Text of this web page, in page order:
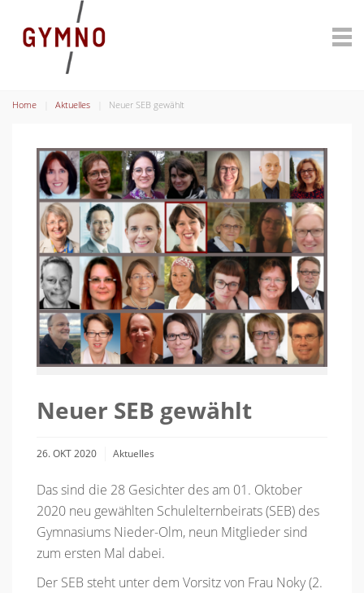
Home Aktuelles Neuer SEB gewählt
Neuer SEB gewählt
26. OKT 2020 Aktuelles
Das sind die 28 Gesichter des am 01. Oktober
2020 neu gewählten Schulelternbeirats (SEB) des
Gymnasiums Nieder-Olm, neun Mitglieder sind
zum ersten Mal dabei.
Der SEB steht unter dem Vorsitz von Frau Noky (2.